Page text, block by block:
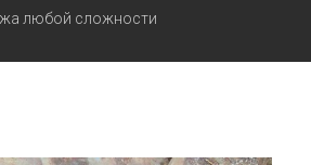
любой сложности